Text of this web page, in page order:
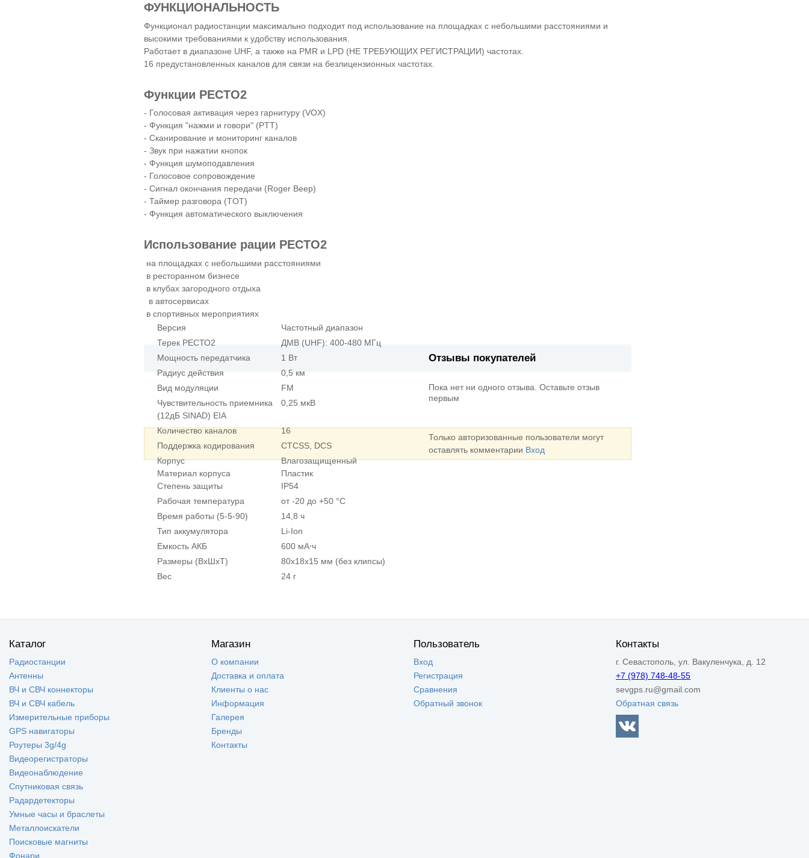
ФУНКЦИОНАЛЬНОСТЬ
Функционал радиостанции максимально подходит под использование на площадках с небольшими расстояниями и
высокими требованиями к удобству использования.
Работает в диапазоне UHF, а также на PMR и LPD (НЕ ТРЕБУЮЩИХ РЕГИСТРАЦИИ) частотах.
16 предустановленных каналов для связи на безлицензионных частотах.
Функции РЕСТО2
- Голосовая активация через гарнитуру (VOX)
- Функция "нажми и говори" (PTT)
- Сканирование и мониторинг каналов
- Звук при нажатии кнопок
- Функция шумоподавления
- Голосовое сопровождение
- Сигнал окончания передачи (Roger Beep)
- Таймер разговора (TOT)
- Функция автоматического выключения
Использование рации РЕСТО2
на площадках с небольшими расстояниями
в ресторанном бизнесе
в клубах загородного отдыха
в автосервисах
в спортивных мероприятиях
Версия
Частотный диапазон
Терек РЕСТО2
ДМВ (UHF): 400-480 МГц
Мощность передатчика
1 Вт
Радиус действия
0,5 км
Вид модуляции
FM
Чувствительность приемника
(12дБ SINAD) EIA
0,25 мкВ
Количество каналов
16
Поддержка кодирования
CTCSS, DCS
Корпус
Материал корпуса
Степень защиты
Влагозащищенный
Пластик
IP54
Рабочая температура
от -20 до +50 °C
Время работы (5-5-90)
14,8 ч
Тип аккумулятора
Li-Ion
Емкость АКБ
600 мА⋅ч
Размеры (ВхШхТ)
80x18x15 мм (без клипсы)
Вес
24 г
Отзывы покупателей
Пока нет ни одного отзыва. Оставьте отзыв
первым
Только авторизованные пользователи могут
оставлять комментарии Вход
Каталог
Радиостанции
Антенны
ВЧ и СВЧ коннекторы
ВЧ и СВЧ кабель
Измерительные приборы
GPS навигаторы
Роутеры 3g/4g
Видеорегистраторы
Видеонаблюдение
Спутниковая связь
Радардетекторы
Умные часы и браслеты
Металлоискатели
Поисковые магниты
Фонари
Магазин
О компании
Доставка и оплата
Клиенты о нас
Информация
Галерея
Бренды
Контакты
Пользователь
Вход
Регистрация
Сравнения
Обратный звонок
Контакты
г. Севастополь, ул. Вакуленчука, д. 12
+7 (978) 748-48-55
sevgps.ru@gmail.com
Обратная связь